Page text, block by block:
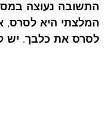
התשובה נעוצה
המלצתי היא לסרס,
לסרס את כלבך. יש